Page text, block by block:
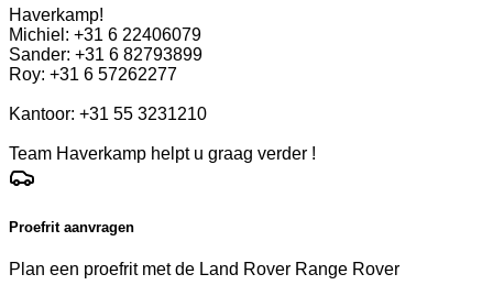
Haverkamp!
Michiel: +31 6 22406079
Sander: +31 6 82793899
Roy: +31 6 57262277
Kantoor: +31 55 3231210
Team Haverkamp helpt u graag verder !
Proefrit aanvragen
Plan een proefrit met de Land Rover Range Rover